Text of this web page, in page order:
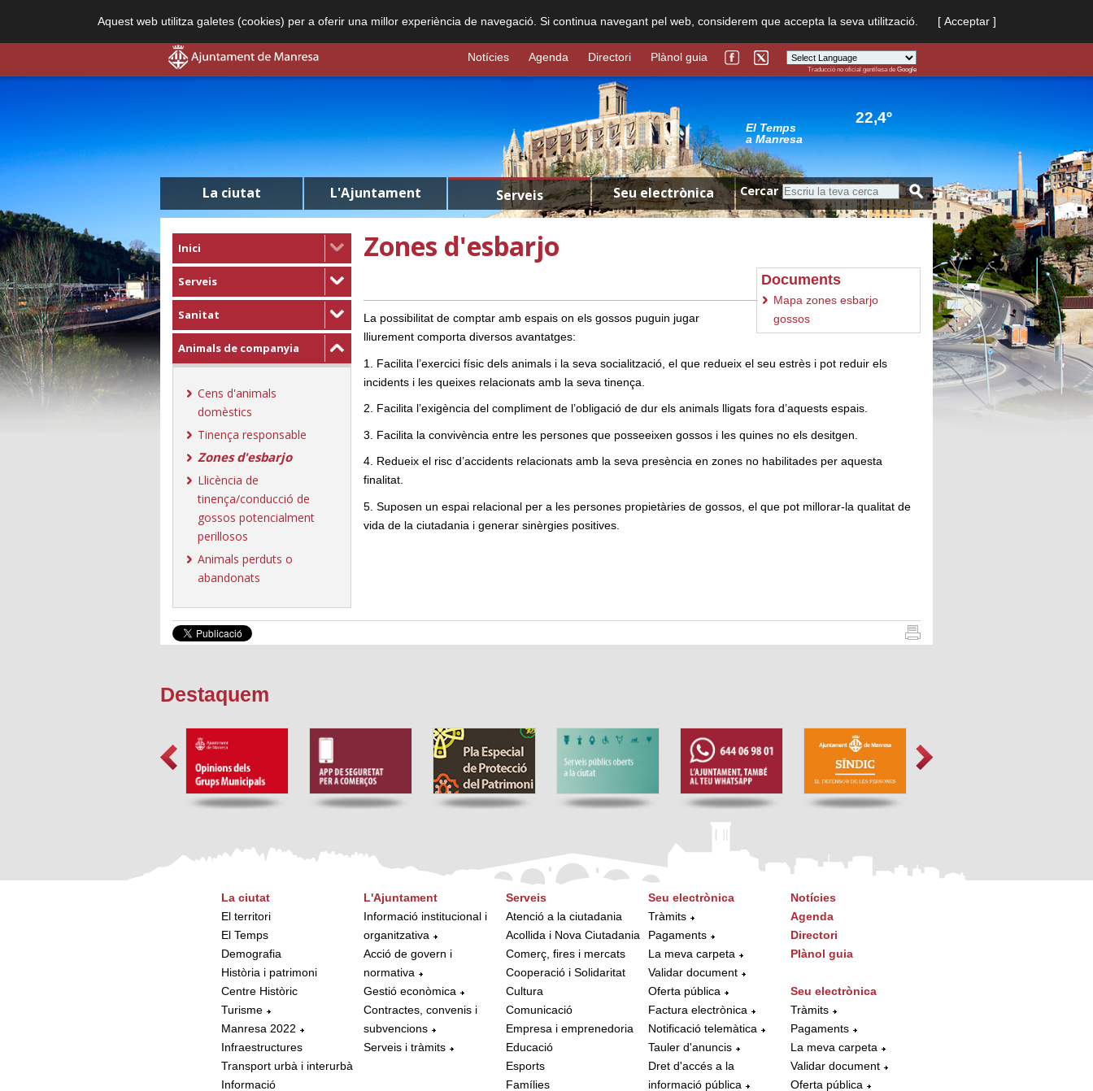
Aquest web utilitza galetes (cookies) per a oferir una millor experiència de navegació. Si continua navegant pel web, considerem que accepta la seva utilització. [ Acceptar ]
Powered by
Traducció no oficial gentilesa de Google
Notícies Agenda Directori Plànol guia
El Temps
a Manresa
22,4º
La ciutat L'Ajuntament Serveis Seu electrònica Cercar
Inici
Serveis
Sanitat
Animals de companyia
Cens d'animals
domèstics
Tinença responsable
Zones d'esbarjo
Llicència de
tinença/conducció de
gossos potencialment
perillosos
Animals perduts o
abandonats
Zones d'esbarjo
Documents
Mapa zones esbarjo
gossos
La possibilitat de comptar amb espais on els gossos puguin jugar
lliurement comporta diversos avantatges:
1. Facilita l’exercici físic dels animals i la seva socialització, el que redueix el seu estrès i pot reduir els
incidents i les queixes relacionats amb la seva tinença.
2. Facilita l’exigència del compliment de l’obligació de dur els animals lligats fora d’aquests espais.
3. Facilita la convivència entre les persones que posseeixen gossos i les quines no els desitgen.
4. Redueix el risc d’accidents relacionats amb la seva presència en zones no habilitades per aquesta
finalitat.
5. Suposen un espai relacional per a les persones propietàries de gossos, el que pot millorar-la qualitat de
vida de la ciutadania i generar sinèrgies positives.
Destaquem
La ciutat
El territori
El Temps
Demografia
Història i patrimoni
Centre Històric
Turisme
Manresa 2022
Infraestructures
Transport urbà i interurbà
Informació
L'Ajuntament
Informació institucional i
organitzativa
Acció de govern i
normativa
Gestió econòmica
Contractes, convenis i
subvencions
Serveis i tràmits
Serveis
Atenció a la ciutadania
Acollida i Nova Ciutadania
Comerç, fires i mercats
Cooperació i Solidaritat
Cultura
Comunicació
Empresa i emprenedoria
Educació
Esports
Famílies
Seu electrònica
Tràmits
Pagaments
La meva carpeta
Validar document
Oferta pública
Factura electrònica
Notificació telemàtica
Tauler d'anuncis
Dret d'accés a la
informació pública
Notícies
Agenda
Directori
Plànol guia
Seu electrònica
Tràmits
Pagaments
La meva carpeta
Validar document
Oferta pública